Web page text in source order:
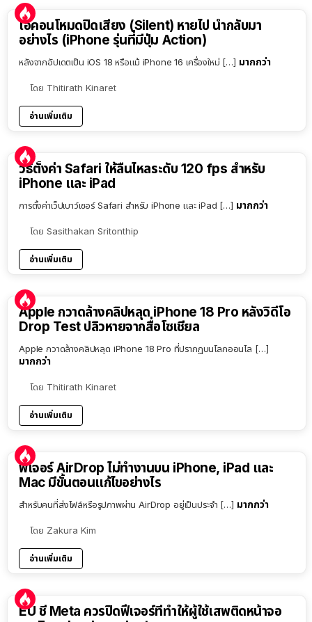
ไอคอนโหมดปิดเสียง (Silent) หายไป นำกลับมา
อย่างไร (iPhone รุ่นที่มีปุ่ม Action)
หลังจากอัปเดตเป็น iOS 18 หรือแม้ iPhone 16 เครื่องใหม่ […] มากกว่า
โดย Thitirath Kinaret
อ่านเพิ่มเติม
วิธีตั้งค่า Safari ให้ลื่นไหลระดับ 120 fps สำหรับ
iPhone และ iPad
การตั้งค่าเว็ปเบาว์เซอร์ Safari สำหรับ iPhone และ iPad […] มากกว่า
โดย Sasithakan Sritonthip
อ่านเพิ่มเติม
Apple กวาดล้างคลิปหลุด iPhone 18 Pro หลังวิดีโอ
Drop Test ปลิวหายจากสื่อโซเชียล
Apple กวาดล้างคลิปหลุด iPhone 18 Pro ที่ปรากฏบนโลกออนไล […]
มากกว่า
โดย Thitirath Kinaret
อ่านเพิ่มเติม
ฟีเจอร์ AirDrop ไม่ทำงานบน iPhone, iPad และ
Mac มีขั้นตอนแก้ไขอย่างไร
สำหรับคนที่ส่งไฟล์หรือรูปภาพผ่าน AirDrop อยู่เป็นประจำ […] มากกว่า
โดย Zakura Kim
อ่านเพิ่มเติม
EU ชี้ Meta ควรปิดฟีเจอร์ที่ทำให้ผู้ใช้เสพติดหน้าจอ